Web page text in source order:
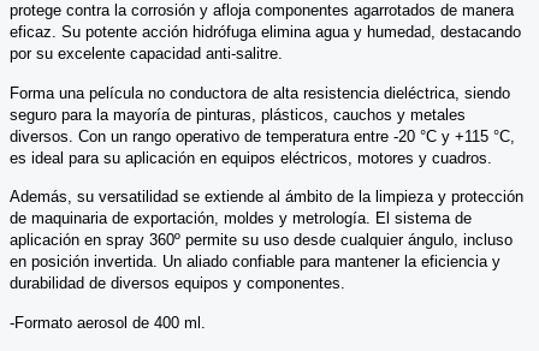
protege contra la corrosión y afloja componentes agarrotados de manera
eficaz. Su potente acción hidrófuga elimina agua y humedad, destacando
por su excelente capacidad anti-salitre.
Forma una película no conductora de alta resistencia dieléctrica, siendo
seguro para la mayoría de pinturas, plásticos, cauchos y metales
diversos. Con un rango operativo de temperatura entre -20 °C y +115 °C,
es ideal para su aplicación en equipos eléctricos, motores y cuadros.
Además, su versatilidad se extiende al ámbito de la limpieza y protección
de maquinaria de exportación, moldes y metrología. El sistema de
aplicación en spray 360º permite su uso desde cualquier ángulo, incluso
en posición invertida. Un aliado confiable para mantener la eficiencia y
durabilidad de diversos equipos y componentes.
-Formato aerosol de 400 ml.